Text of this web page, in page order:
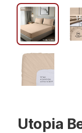
Utopia